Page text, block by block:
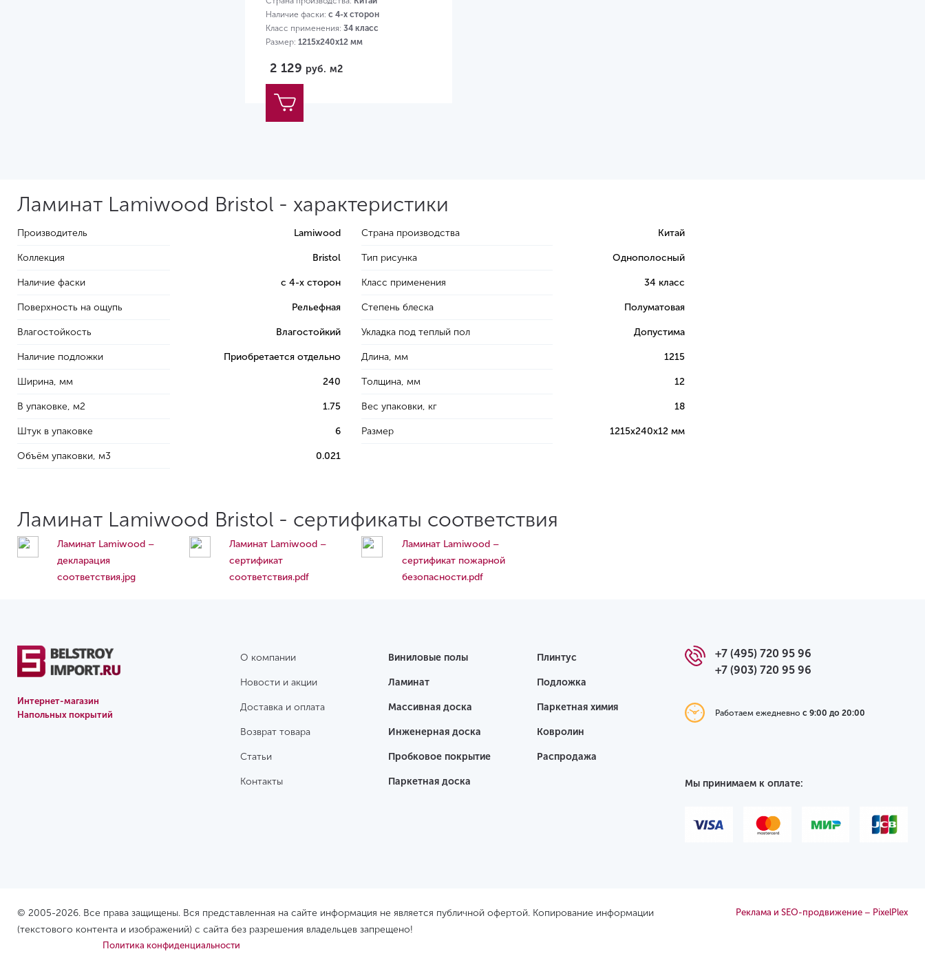
Наличие фаски: с 4-х сторон
Класс применения: 34 класс
Размер: 1215х240х12 мм
2 129 руб. м2
Ламинат Lamiwood Bristol - характеристики
Производитель Lamiwood
Коллекция Bristol
Наличие фаски с 4-х сторон
Поверхность на ощупь Рельефная
Влагостойкость Влагостойкий
Наличие подложки Приобретается отдельно
Ширина, мм 240
В упаковке, м2 1.75
Штук в упаковке 6
Объём упаковки, м3 0.021
Страна производства Китай
Тип рисунка Однополосный
Класс применения 34 класс
Степень блеска Полуматовая
Укладка под теплый пол Допустима
Длина, мм 1215
Толщина, мм 12
Вес упаковки, кг 18
Размер 1215х240х12 мм
Ламинат Lamiwood Bristol - сертификаты соответствия
Ламинат Lamiwood –
декларация
соответствия.jpg
Ламинат Lamiwood –
сертификат
соответствия.pdf
Ламинат Lamiwood –
сертификат пожарной
безопасности.pdf
Интернет-магазин
Напольных покрытий
О компании
Новости и акции
Доставка и оплата
Возврат товара
Статьи
Контакты
Виниловые полы
Ламинат
Массивная доска
Инженерная доска
Пробковое покрытие
Паркетная доска
Плинтус
Подложка
Паркетная химия
Ковролин
Распродажа
+7 (495) 720 95 96
+7 (903) 720 95 96
Работаем ежедневнос 9:00 до 20:00
Мы принимаем к оплате:
© 2005-2026. Все права защищены. Вся представленная на сайте информация не является публичной офертой. Копирование информации
(текстового контента и изображений) с сайта без разрешения владельцев запрещено!
Реклама и SEO-продвижение – PixelPlex
Политика конфиденциальности